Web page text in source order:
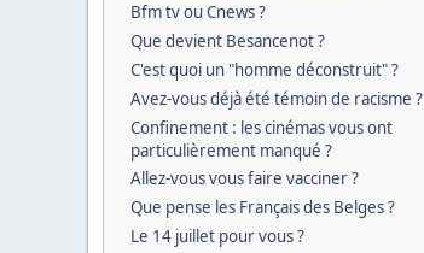
Bfm tv ou Cnews ?
Que devient Besancenot ?
C'est quoi un "homme déconstruit" ?
Avez-vous déjà été témoin de racisme ?
Confinement : les cinémas vous ont
particulièrement manqué ?
Allez-vous vous faire vacciner ?
Que pense les Français des Belges ?
Le 14 juillet pour vous ?